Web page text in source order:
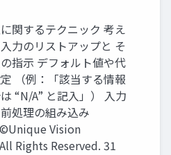
関するテクニック 考え
力のリストアップと そ
指示 デフォルト値や代
（例：「該当する情報
“N/A” と記入」） 入力
処理の組み込み
Vision
Rights Reserved. 31